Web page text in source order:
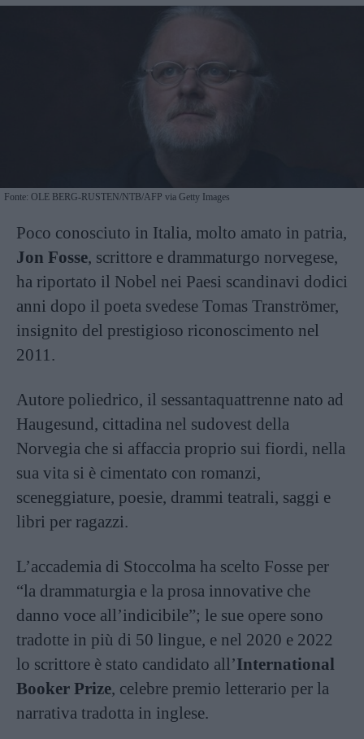
Fonte: OLE BERG-RUSTEN/NTB/AFP via Getty Images
Poco conosciuto in Italia, molto amato in patria,
Jon Fosse, scrittore e drammaturgo norvegese,
ha riportato il Nobel nei Paesi scandinavi dodici
anni dopo il poeta svedese Tomas Tranströmer,
insignito del prestigioso riconoscimento nel
2011.
Autore poliedrico, il sessantaquattrenne nato ad
Haugesund, cittadina nel sudovest della
Norvegia che si affaccia proprio sui fiordi, nella
sua vita si è cimentato con romanzi,
sceneggiature, poesie, drammi teatrali, saggi e
libri per ragazzi.
L’accademia di Stoccolma ha scelto Fosse per
“la drammaturgia e la prosa innovative che
danno voce all’indicibile”; le sue opere sono
tradotte in più di 50 lingue, e nel 2020 e 2022
lo scrittore è stato candidato all’International
Booker Prize, celebre premio letterario per la
narrativa tradotta in inglese.